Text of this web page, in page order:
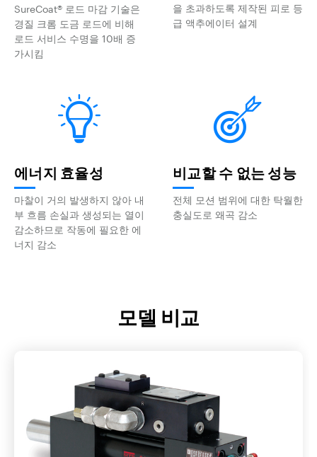
SureCoat® 로드 마감 기술은
경질 크롬 도금 로드에 비해
로드 서비스 수명을 10배 증
가시킴
을 초과하도록 제작된 피로 등
급 액추에이터 설계
에너지 효율성
마찰이 거의 발생하지 않아 내
부 흐름 손실과 생성되는 열이
감소하므로 작동에 필요한 에
너지 감소
비교할 수 없는 성능
전체 모션 범위에 대한 탁월한
충실도로 왜곡 감소
모델 비교